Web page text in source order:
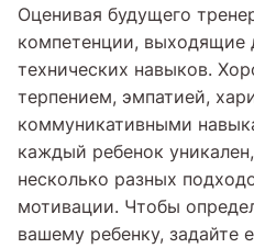
Оценивая будущего
компетенции, выходящие
технических навыков.
терпением, эмпатией,
коммуникативными
каждый ребенок
несколько разных
мотивации. Чтобы
вашему ребенку,